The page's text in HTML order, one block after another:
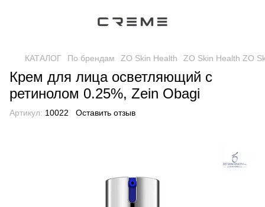
КАТАЛОГ По брендам ZO Skin Health ZO Skin Health ZO
Крем для лица осветляющий с
ретинолом 0.25%, Zein Obagi
Артикул: 10022 Оставить отзыв